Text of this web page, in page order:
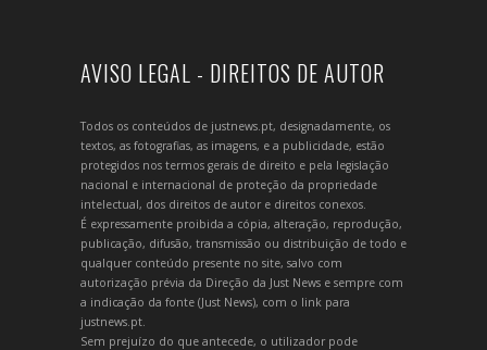
AVISO LEGAL - DIREITOS DE AUTOR
Todos os conteúdos de justnews.pt, designadamente, os
textos, as fotografias, as imagens, e a publicidade, estão
protegidos nos termos gerais de direito e pela legislação
nacional e internacional de proteção da propriedade
intelectual, dos direitos de autor e direitos conexos.
É expressamente proibida a cópia, alteração, reprodução,
publicação, difusão, transmissão ou distribuição de todo e
qualquer conteúdo presente no site, salvo com
autorização prévia da Direção da Just News e sempre com
a indicação da fonte (Just News), com o link para
justnews.pt.
Sem prejuízo do que antecede, o utilizador pode